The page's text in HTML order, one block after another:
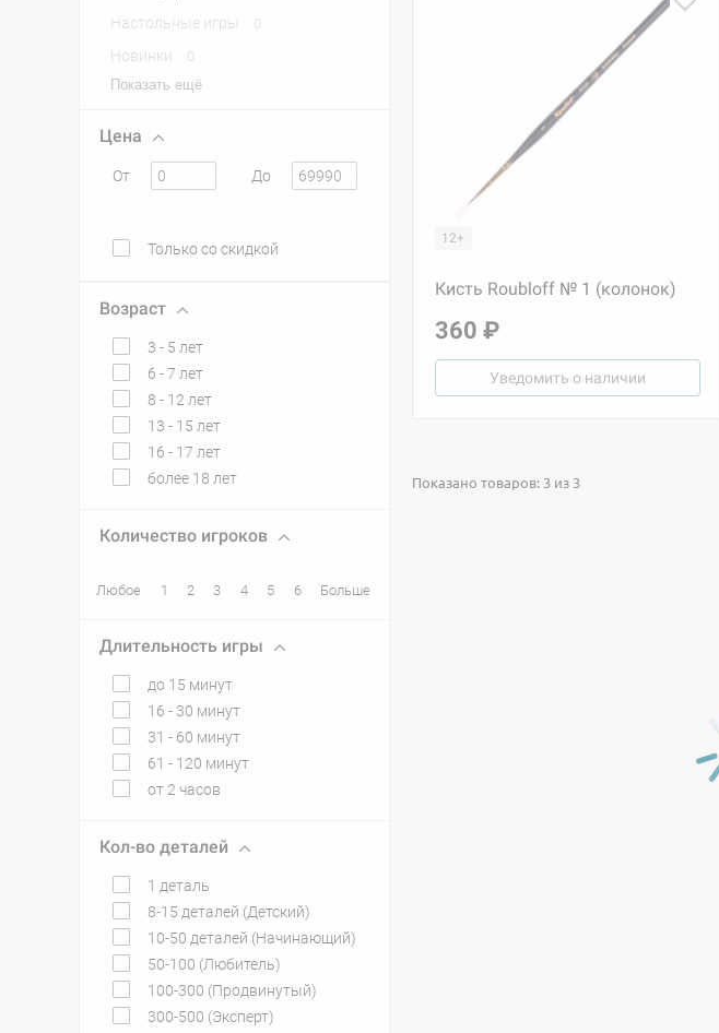
Настольные игры 0
Новинки
0
Показать ещё
Цена
От До
Только со скидкой
Возраст
3 - 5 лет
6 - 7 лет
8 - 12 лет
13 - 15 лет
16 - 17 лет
более 18 лет
Количество игроков
Любое 1 2 3 4 5 6 Больше
Длительность игры
до 15 минут
16 - 30 минут
31 - 60 минут
61 - 120 минут
от 2 часов
Кол-во деталей
1 деталь
8-15 деталей (Детский)
10-50 деталей (Начинающий)
50-100 (Любитель)
100-300 (Продвинутый)
300-500 (Эксперт)
12+
Кисть Roubloff № 1 (колонок)
360 ₽
Уведомить о наличии
Показано товаров: 3 из 3